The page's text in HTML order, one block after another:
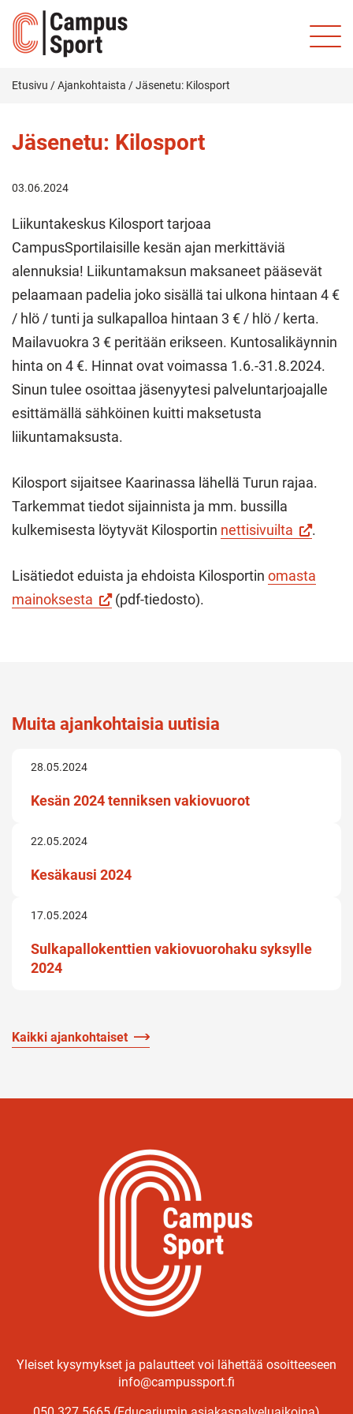
Etusivu /Ajankohtaista /Jäsenetu: Kilosport
Jäsenetu: Kilosport
03.06.2024
Liikuntakeskus Kilosport tarjoaa
CampusSportilaisille kesän ajan merkittäviä
alennuksia! Liikuntamaksun maksaneet pääsevät
pelaamaan padelia joko sisällä tai ulkona hintaan 4 €
/ hlö / tunti ja sulkapalloa hintaan 3 € / hlö / kerta.
Mailavuokra 3 € peritään erikseen. Kuntosalikäynnin
hinta on 4 €. Hinnat ovat voimassa 1.6.-31.8.2024.
Sinun tulee osoittaa jäsenyytesi palveluntarjoajalle
esittämällä sähköinen kuitti maksetusta
liikuntamaksusta.
Kilosport sijaitsee Kaarinassa lähellä Turun rajaa.
Tarkemmat tiedot sijainnista ja mm. bussilla
kulkemisesta löytyvät Kilosportin nettisivuilta (Vieraile
.
Lisätiedot eduista ja ehdoista Kilosportin omasta
mainoksesta
(pdf-tiedosto).
Muita ajankohtaisia uutisia
28.05.2024
Kesän 2024 tenniksen vakiovuorot
22.05.2024
Kesäkausi 2024
17.05.2024
Sulkapallokenttien vakiovuorohaku syksylle
2024
Kaikki ajankohtaiset
Yleiset kysymykset ja palautteet voi lähettää osoitteeseen
info@campussport.fi